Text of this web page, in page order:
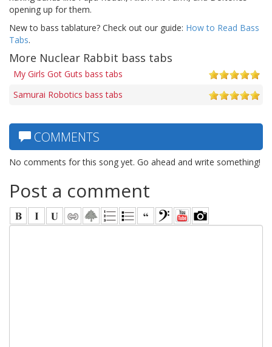
opening up for them.
New to bass tablature? Check out our guide: How to Read Bass
Tabs.
More Nuclear Rabbit bass tabs
My Girls Got Guts bass tabs
Samurai Robotics bass tabs
COMMENTS
No comments for this song yet. Go ahead and write something!
Post a comment